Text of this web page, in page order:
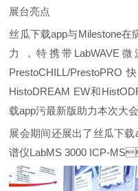
展台亮点
丝瓜下载app与Milestone在
力，特携带LabWAVE
PrestoCHILL/
HistoDREAM EW和
载app污最新版助力本次大会
展会期间还展出了丝瓜下
谱仪LabMS 3000 ICP-